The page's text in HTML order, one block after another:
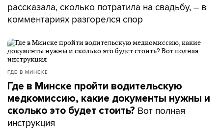
рассказала, сколько потратила на свадьбу, – в
комментариях разгорелся спор
ГДЕ В МИНСКЕ
Где в Минске пройти водительскую
медкомиссию, какие документы нужны и
сколько это будет стоить? Вот полная
инструкция